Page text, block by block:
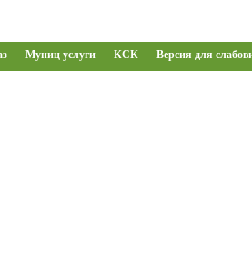
Муниц услуги КСК Версия для